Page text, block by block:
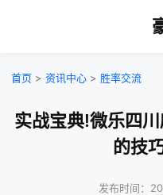
首页 > 资讯中心 > 胜率交流
实战宝典!微乐四
的技
发布时间：